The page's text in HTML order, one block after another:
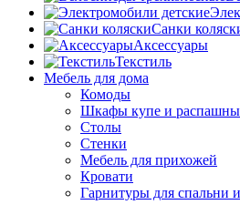
Санки
Аксессуары
Текстиль
Мебель для дома
Комоды
Шкафы купе и
Столы
Стенки
Мебель для прихожей
Кровати
Гарнитуры для спальни